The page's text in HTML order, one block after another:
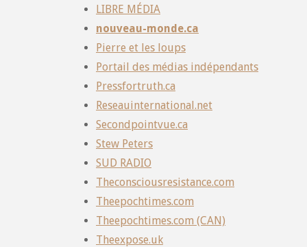
LIBRE MÉDIA
nouveau-monde.ca
Pierre et les loups
Portail des médias indépendants
Pressfortruth.ca
Reseauinternational.net
Secondpointvue.ca
Stew Peters
SUD RADIO
Theconsciousresistance.com
Theepochtimes.com
Theepochtimes.com (CAN)
Theexpose.uk